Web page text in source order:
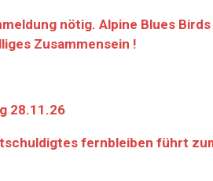
nötig. Alpine Blues
Zusammensein !
28.11.26
fernbleiben führt